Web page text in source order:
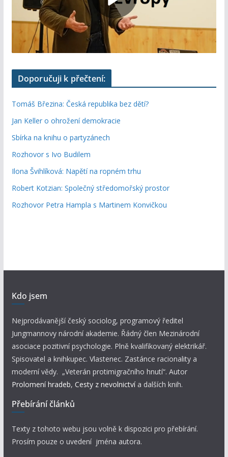
Doporučuji k přečtení:
Tomáš Březina: Česká republika bez dětí?
Jan Keller o ohrožení demokracie
Sbírka na knihu o partyzánech
Rozhovor s Ivo Budilem
Ilona Švihlíková: Napětí na ropném trhu
Robert Kotzian: Společný středomořský prostor
Rozhovor Petra Hampla s Martinem Konvičkou
Kdo jsem
Nejprodávanější český sociolog, programový ředitel
Jungmannovy národní akademie. Řádný člen Mezinárodní
asociace pozitivní psychologie. Plně kvalifikovaný elektrikář.
Spisovatel a knihkupec. Vlastenec. Zastánce racionality a
moderní vědy. „Veterán protimigračního hnutí“. Autor
Prolomení hradeb, Cesty z nevolnictví a dalších knih.
Přebírání článků
Texty z tohoto webu jsou volně k dispozici pro přebírání.
Prosím pouze o uvedení jména autora.